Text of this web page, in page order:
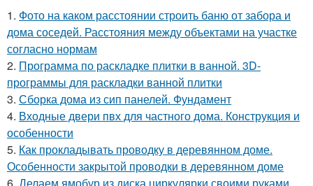
1. Фото на каком расстоянии строить баню от забора и
дома соседей. Расстояния между объектами на участке
согласно нормам
2. Программа по раскладке плитки в ванной. 3D-
программы для раскладки ванной плитки
3. Сборка дома из сип панелей. Фундамент
4. Входные двери пвх для частного дома. Конструкция и
особенности
5. Как прокладывать проводку в деревянном доме.
Особенности закрытой проводки в деревянном доме